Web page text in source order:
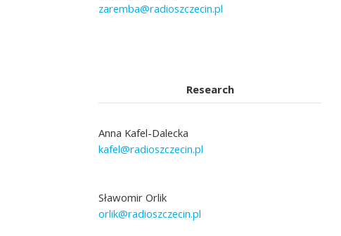
zaremba@radioszczecin.pl
Research
Anna Kafel-Dalecka
kafel@radioszczecin.pl
Sławomir Orlik
orlik@radioszczecin.pl